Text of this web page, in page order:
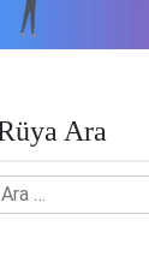
Ara